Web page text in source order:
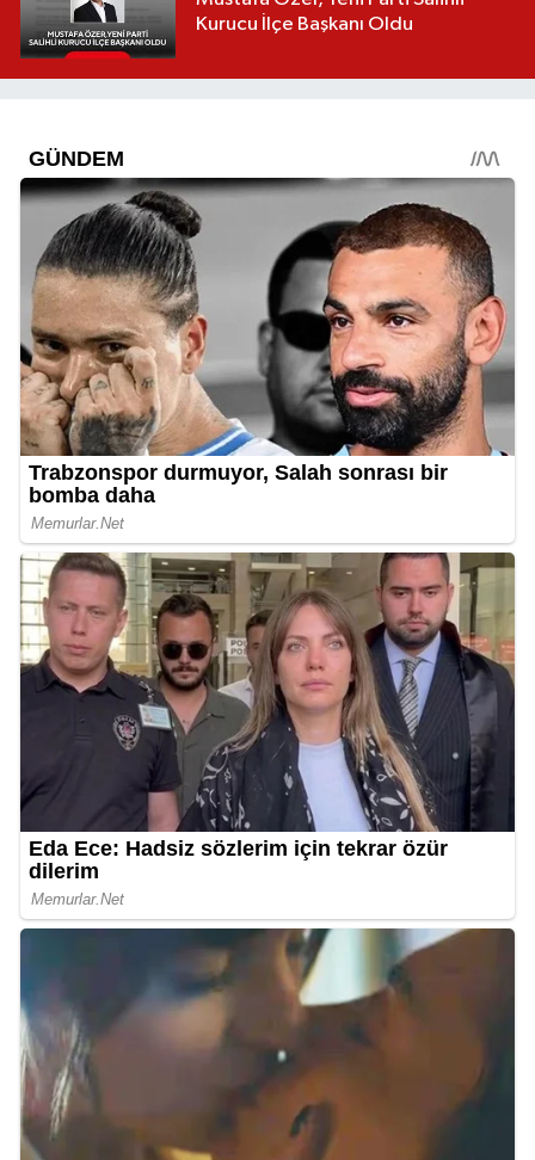
Kurucu İlçe Başkanı Oldu